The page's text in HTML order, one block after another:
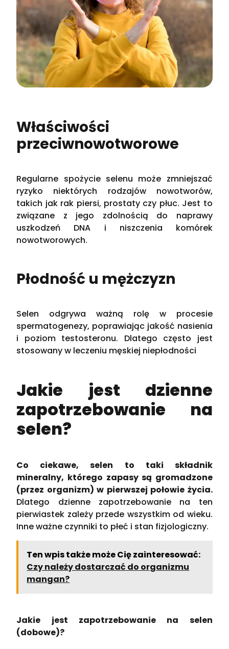
Właściwości
przeciwnowotworowe
Regularne spożycie selenu może zmniejszać
ryzyko niektórych rodzajów nowotworów,
takich jak rak piersi, prostaty czy płuc. Jest to
związane z jego zdolnością do naprawy
uszkodzeń DNA i niszczenia komórek
nowotworowych.
Płodność u mężczyzn
Selen odgrywa ważną rolę w procesie
spermatogenezy, poprawiając jakość nasienia
i poziom testosteronu. Dlatego często jest
stosowany w leczeniu męskiej niepłodności
Jakie jest dzienne
zapotrzebowanie na
selen?
Co ciekawe, selen to taki składnik
mineralny, którego zapasy są gromadzone
(przez organizm) w pierwszej połowie życia.
Dlatego dzienne zapotrzebowanie na ten
pierwiastek zależy przede wszystkim od wieku.
Inne ważne czynniki to płeć i stan fizjologiczny.
Ten wpis także może Cię zainteresować:
Czy należy dostarczać do organizmu
mangan?
Jakie jest zapotrzebowanie na selen
(dobowe)?